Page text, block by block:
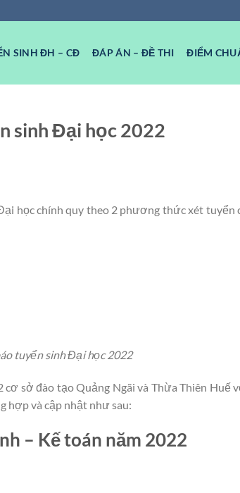
SINH ĐH – CĐ ĐÁP ÁN – ĐỀ THI ĐIỂM
sinh Đại học 2022
học chính quy theo 2 phương thức xét tuyển
tuyển sinh Đại học 2022
sở đào tạo Quảng Ngãi và Thừa Thiên Huế
hợp và cập nhật như sau:
– Kế toán năm 2022